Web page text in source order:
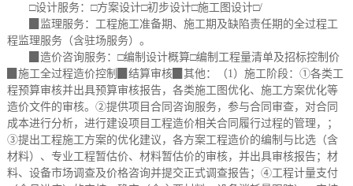
□设计服务： □方案设计□初步设计□施工图设计□/
▉监理服务： 工程施工准备期、施工期及缺陷责任期的全过程工
程监理服务（含驻场服务）。
▉造价咨询服务： □编制设计概算□编制工程量清单及招标控制价
▉施工全过程造价控制▉结算审核▉ 其他：（1）施工阶段：①各类工
程预算审核并出具预算审核报告，各类施工图优化、施工方案优化等
造价文件的审核。②提供项目合同咨询服务，参与合同审查，对合同
成本进行分析，进行建设项目工程造价相关合同履行过程的管理，；
③提出工程施工方案的优化建议，各方案工程造价的编制与比选（含
材料）、专业工程暂估价、材料暂估价的审核，并出具审核报告；材
料、设备市场调查及价格咨询并提交正式调查报告；④工程计量支付